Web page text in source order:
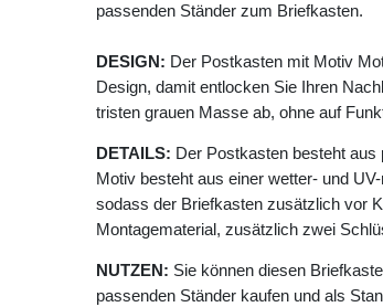
passenden Ständer zum Briefkasten.
DESIGN: Der Postkasten mit Motiv
Design, damit entlocken Sie Ihren
tristen grauen Masse ab, ohne auf
DETAILS: Der Postkasten besteht
Motiv besteht aus einer wetter- und
sodass der Briefkasten zusätzlich vor
Montagematerial, zusätzlich zwei
NUTZEN: Sie können diesen
passenden Ständer kaufen und als